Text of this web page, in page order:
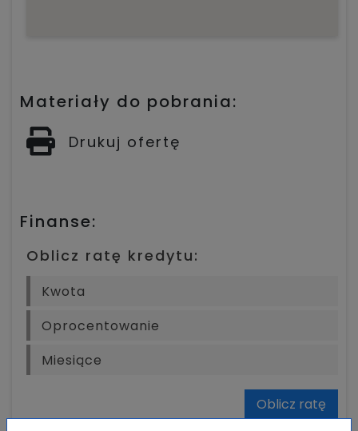
Materiały do pobrania:
Drukuj ofertę
Finanse:
Oblicz ratę kredytu:
Oblicz ratę